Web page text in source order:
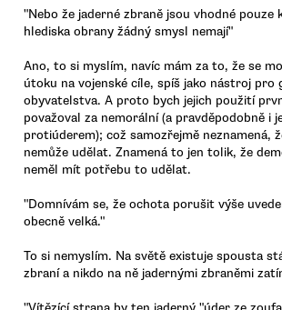
"Nebo že jaderné zbraně jsou vhodné pouze
hlediska obrany žádný smysl nemají"
Ano, to si myslím, navíc mám za to, že se
útoku na vojenské cíle, spíš jako nástroj pro
obyvatelstva. A proto bych jejich použití
považoval za nemorální (a pravděpodobně i
protiúderem); což samozřejmě neznamená,
nemůže udělat. Znamená to jen tolik, že
neměl mít potřebu to udělat.
"Domnívám se, že ochota porušit výše
obecně velká."
To si nemyslím. Na světě existuje spousta
zbraní a nikdo na ně jadernými zbraněmi